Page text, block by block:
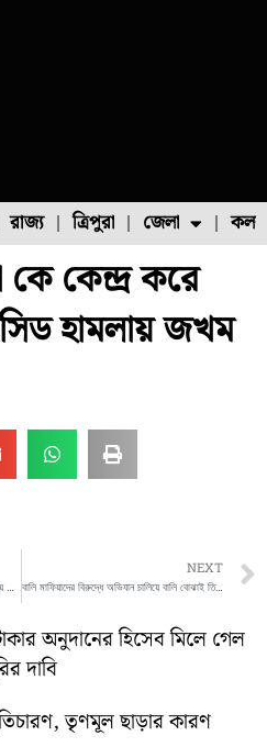
ফল চাষ মাছ চাষ
রাজ্য ত্রিপুরা জেলা
উত্তর ২৪ পরগনা
কেন্দ্র করে
হামলায় জখম
আবেগে ‘লক্ষ্মণরেখা’ পেরিয়ে পুরুষ গায়কের গলা জড়িয়ে ধারায় গ্রেফতার হলেন এক মহিলা
NEXT
বালি মাফিয়াদের বিরুদ্ধে অভিযান চালিয়ে বালি বোঝাই তিনটি ট্রাক্টর আটক করলো শান্তিনিকেতন থানার পুলিশ
অনুদানের হিসেব মিলে গেল
দাবি
তৃণমূল ছাড়ার কারণ